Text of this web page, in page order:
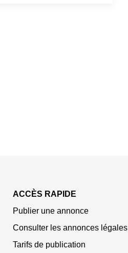
ACCÈS RAPIDE
Publier une annonce
Consulter les annonces légales
Tarifs de publication